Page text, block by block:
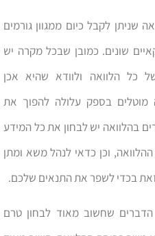
שניתן לקבל כיום ממגוון גורמים
שונים. כמובן שבכל מקרה יש
כל הלוואה ולוודא שהיא אכן
בספק עלולה להפוך את
בהלוואה יש לבחון את כל המידע
וכן כדאי לנהל משא ומתן
בכדי לשפר את התנאים שלכם.
שחשוב מאוד לבחון טרם